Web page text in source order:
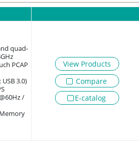
quad-
PCAP
USB 3.0)
/
View Products
Compare
E-catalog